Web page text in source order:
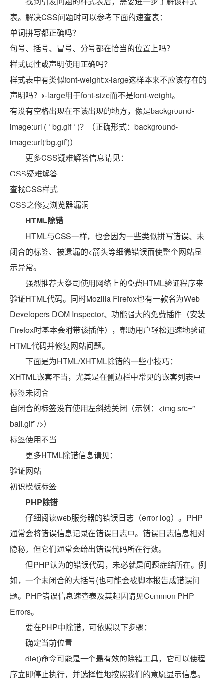
表。解决CSS问题时可以参考下面的速查表：
单词拼写都正确吗？
句号、括号、冒号、分号都在恰当的位置上吗？
样式属性或声明使用正确吗？
样式表中有类似font-weight:x-large这样本来不应该存在的
声明吗？x-large用于font-size而不是font-weight。
有没有空格出现在不该出现的地方，像是background-
image:url ( ‘ bg.gif ‘ )？（正确形式：background-
image:url(‘bg.gif’)）
更多CSS疑难解答信息请见：
CSS疑难解答
查找CSS样式
CSS之修复浏览器漏洞
HTML除错
HTML与CSS一样，也会因为一些类似拼写错误、未
闭合的标签、被遗漏的<箭头等细微错误而使整个网站显
示异常。
强烈推荐大祭司使用网络上的免费HTML验证程序来
验证HTML代码。同时Mozilla Firefox也有一款名为Web
Developers DOM Inspector、功能强大的免费插件（安装
Firefox时基本会附带该插件），帮助用户轻松迅速地验证
HTML代码并修复网站问题。
下面是为HTML/XHTML除错的一些小技巧：
XHTML嵌套不当，尤其是在侧边栏中常见的嵌套列表中
标签未闭合
自闭合的标签没有使用左斜线关闭（示例：<img src=”
ball.gif” />）
标签使用不当
更多HTML除错信息请见：
验证网站
初识模板标签
PHP除错
仔细阅读web服务器的错误日志（error log）。PHP
通常会将错误信息记录在错误日志中。错误日志信息相对
隐秘，但它们通常会给出错误代码所在行数。
但PHP认为的错误代码，未必就是问题症结所在。例
如，一个未闭合的大括号{也可能会被脚本报告成错误问
题。PHP错误信息速查表及其起因请见Common PHP
Errors。
要在PHP中除错，可依照以下步骤：
确定当前位置
die()命令可能是一个最有效的除错工具，它可以使程
序立即停止执行，并选择性地按照我们的意愿显示信息。